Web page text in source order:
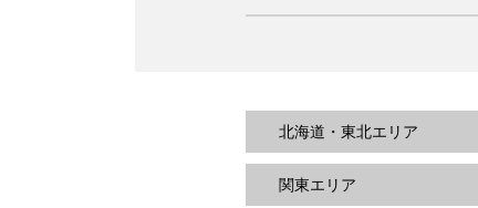
北海道・東北エリア
関東エリア